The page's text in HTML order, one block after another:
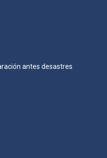
antes desastres